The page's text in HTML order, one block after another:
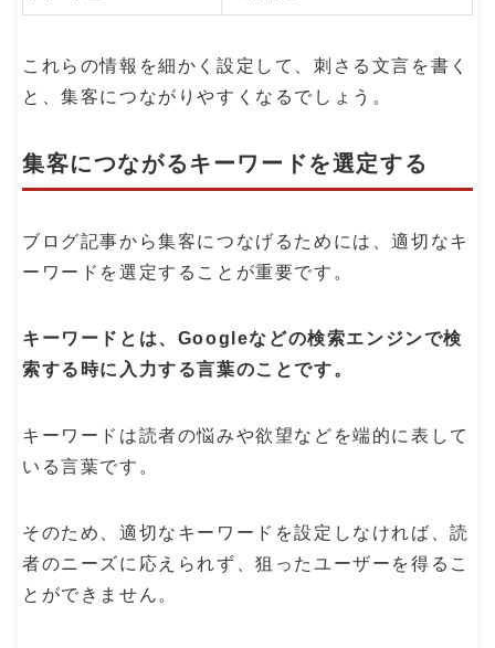
これらの情報を細かく設定して、刺さる文言を書く
と、集客につながりやすくなるでしょう。
集客につながるキーワードを選定する
ブログ記事から集客につなげるためには、適切なキ
ーワードを選定することが重要です。
キーワードとは、Googleなどの検索エンジンで検
索する時に入力する言葉のことです。
キーワードは読者の悩みや欲望などを端的に表して
いる言葉です。
そのため、適切なキーワードを設定しなければ、読
者のニーズに応えられず、狙ったユーザーを得るこ
とができません。